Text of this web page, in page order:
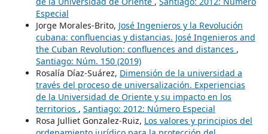
Especial
Jorge Morales-Brito, José Ingenieros y la Revolución
cubana: confluencias y distancias. José Ingenieros and
the Cuban Revolution: confluences and distances ,
Santiago: Núm. 150 (2019)
Rosalía Díaz-Suárez, Dimensión de la universidad a
través del proceso de universalización. Experiencias
de la Universidad de Oriente y su impacto en los
territorios , Santiago: 2012: Número Especial
Rosa Julliet Gonzalez-Ruiz, Los valores y principios del